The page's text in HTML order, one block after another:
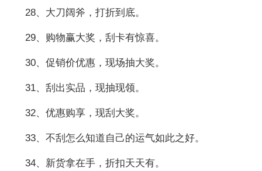
28、大刀阔斧，打折到底。
29、购物赢大奖，刮卡有惊喜。
30、促销价优惠，现场抽大奖。
31、刮出实品，现抽现领。
32、优惠购享，现刮大奖。
33、不刮怎么知道自己的运气如此之好。
34、新货拿在手，折扣天天有。